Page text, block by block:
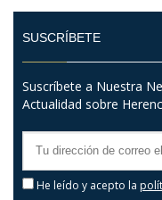
SUSCRÍBETE
Suscríbete a Nuestra
Actualidad sobre
He leído y acepto la